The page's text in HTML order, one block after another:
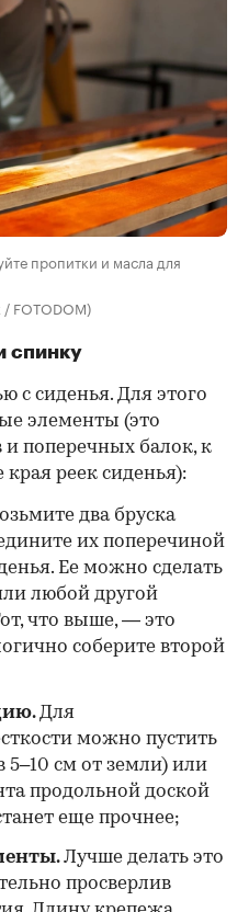
пропитки и масла для
FOTODOM)
спинку
с сиденья. Для этого
элементы (это
и поперечных балок, к
реек сиденья):
два бруска
их поперечиной
Ее можно сделать
любой другой
что выше, — это
соберите второй
Для
можно пустить
5–10 см от земли) или
продольной доской
еще прочнее;
Лучше делать это
просверлив